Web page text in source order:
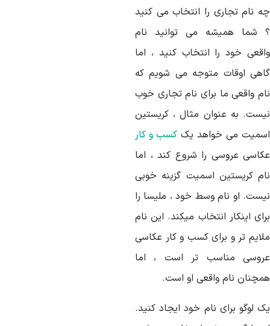
نام تجاری را انتخاب می کنید
شما همیشه می توانید نام
خود را انتخاب کنید ، اما
اوقات متوجه می شویم که
واقعی ما برای نام تجاری خوب
به عنوان مثال ، کریستین
می خواهد یککسب و کار
عروسی را شروع کند ، اما
کریستین اسمیت گزینه خوبی
او نام وسط خود ، ملیسا را
اینکار انتخاب میکند. این نام
تر و برای کسب و کار عکاسی
مناسب تر است ، اما
نام واقعی او است.
لوگو برای نام خود ایجاد کنید.